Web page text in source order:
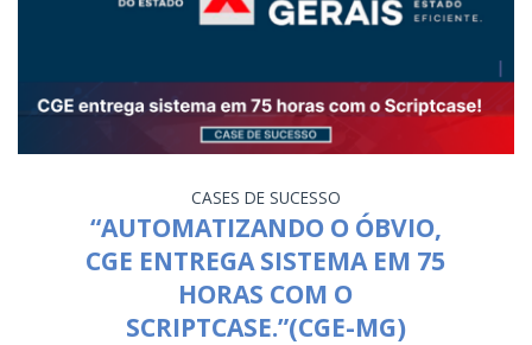
CASES DE SUCESSO
“AUTOMATIZANDO O ÓBVIO,
CGE ENTREGA SISTEMA EM 75
HORAS COM O
SCRIPTCASE.”(CGE-MG)